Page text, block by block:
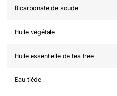
Bicarbonate de soude
Huile végétale
Huile essentielle de tea tree
Eau tiède